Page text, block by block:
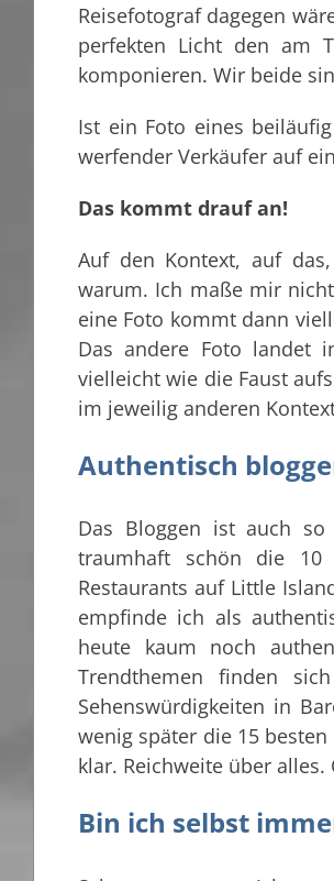
Reisefotograf dagegen
perfekten Licht den am
komponieren. Wir beide
Ist ein Foto eines
werfender Verkäufer auf
Das kommt drauf an!
Auf den Kontext, auf
warum. Ich maße mir
eine Foto kommt dann
Das andere Foto landet
vielleicht wie die Faust
im jeweilig anderen
Authentisch
Das Bloggen ist auch
traumhaft schön die 10
Restaurants auf Little
empfinde ich als
heute kaum noch
Trendthemen finden
Sehenswürdigkeiten in
wenig später die 15
klar. Reichweite über
Bin ich selbst